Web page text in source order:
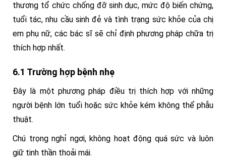
thương tổ chức chống đỡ sinh dục, mức độ biến chứng,
tuổi tác, nhu cầu sinh đẻ và tình trạng sức khỏe của chị
em phụ nữ, các bác sĩ sẽ chỉ định phương pháp chữa trị
thích hợp nhất.
6.1 Trường hợp bệnh nhẹ
Đây là một phương pháp điều trị thích hợp với những
người bệnh lớn tuổi hoặc sức khỏe kém không thể phẫu
thuật.
Chú trọng nghỉ ngơi, không hoạt động quá sức và luôn
giữ tinh thần thoải mái.